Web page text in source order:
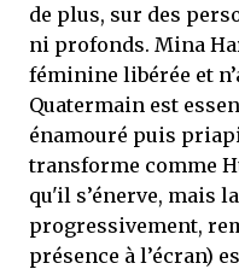
de plus, sur des
ni profonds. Mina
féminine libérée et
Quatermain est
énamouré puis
transforme comme
qu'il s’énerve, mais
progressivement,
présence à l’écran)